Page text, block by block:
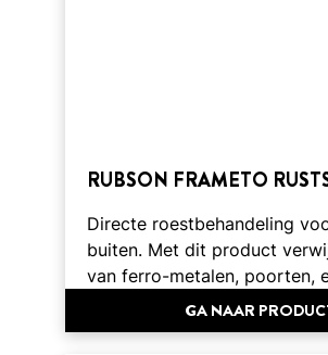
RUBSON FRAMETO
Directe roestbehandeling
buiten. Met dit product
van ferro-metalen, poorten,
GA NAAR